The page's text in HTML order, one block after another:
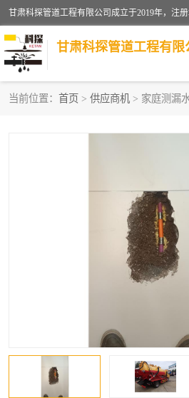
甘肃科探管道工程有限
当前位置： 首页 > 供应商机 > 家庭测漏
供热管道漏水 排
管